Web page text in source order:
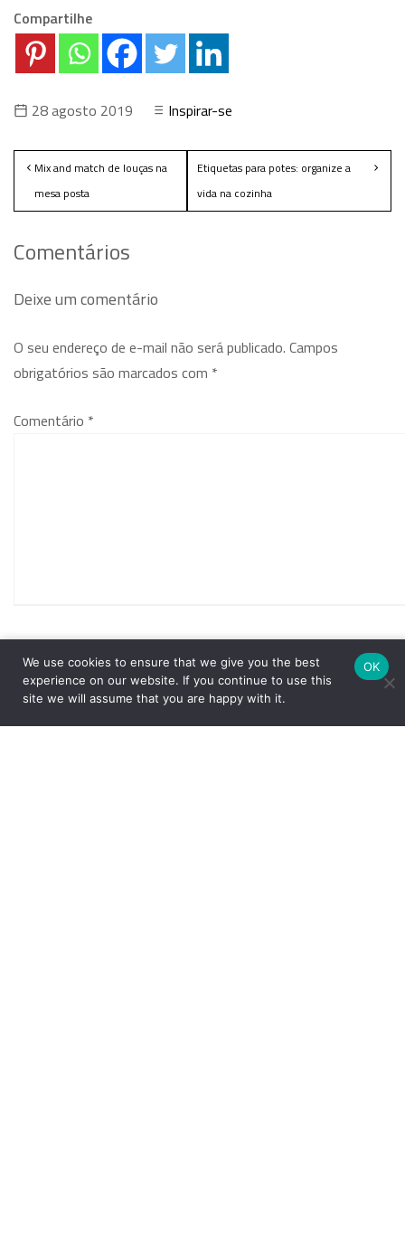
Compartilhe
28 agosto 2019 Inspirar-se
Mix and match de louças na
mesa posta
Etiquetas para potes: organize a
vida na cozinha
Comentários
Deixe um comentário
O seu endereço de e-mail não será publicado. Campos
obrigatórios são marcados com *
Comentário *
We use cookies to ensure that we give you the best
experience on our website. If you continue to use this
site we will assume that you are happy with it.
OK